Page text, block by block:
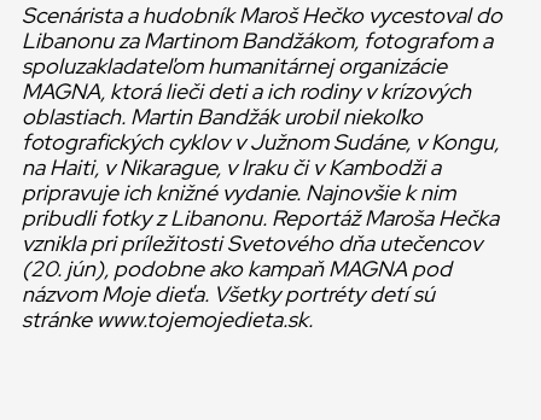
Scenárista a hudobník Maroš Hečko vycestoval do
Libanonu za Martinom Bandžákom, fotografom a
spoluzakladateľom humanitárnej organizácie
MAGNA, ktorá lieči deti a ich rodiny v krízových
oblastiach. Martin Bandžák urobil niekoľko
fotografických cyklov v Južnom Sudáne, v Kongu,
na Haiti, v Nikarague, v Iraku či v Kambodži a
pripravuje ich knižné vydanie. Najnovšie k nim
pribudli fotky z Libanonu. Reportáž Maroša Hečka
vznikla pri príležitosti Svetového dňa utečencov
(20. jún), podobne ako kampaň MAGNA pod
názvom Moje dieťa. Všetky portréty detí sú
stránke www.tojemojedieta.sk.